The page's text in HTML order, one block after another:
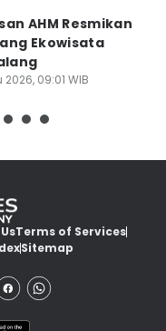
AHM Resmikan
Ekowisata
09:01 WIB
Terms of Services
Sitemap